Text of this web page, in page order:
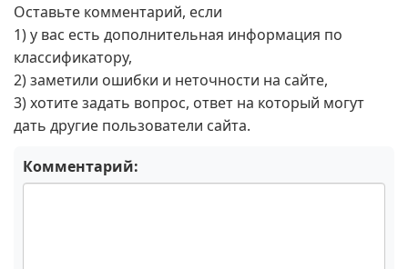
Оставьте комментарий, если
1) у вас есть дополнительная информация по
классификатору,
2) заметили ошибки и неточности на сайте,
3) хотите задать вопрос, ответ на который могут
дать другие пользователи сайта.
Комментарий: